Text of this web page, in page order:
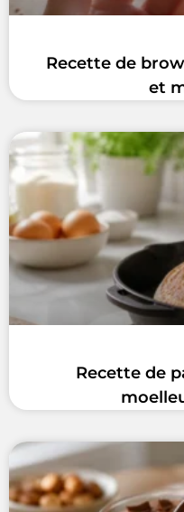
Recette de
et
Recette de